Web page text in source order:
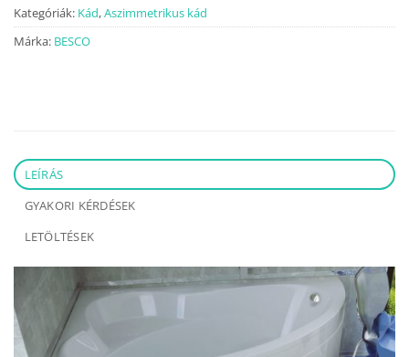
Kategóriák: Kád,Aszimmetrikus kád
Márka: BESCO
LEÍRÁS
GYAKORI KÉRDÉSEK
LETÖLTÉSEK